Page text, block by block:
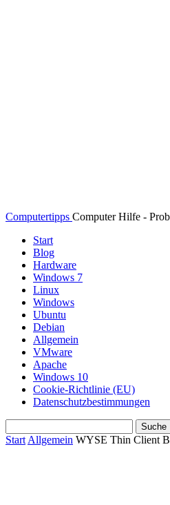
Computertipps Computer Hilfe -
Start
Blog
Hardware
Windows 7
Linux
Windows
Ubuntu
Debian
Allgemein
VMware
Apache
Windows 10
Cookie-Richtlinie (EU)
Datenschutzbestimmungen
Start Allgemein WYSE Thin Client